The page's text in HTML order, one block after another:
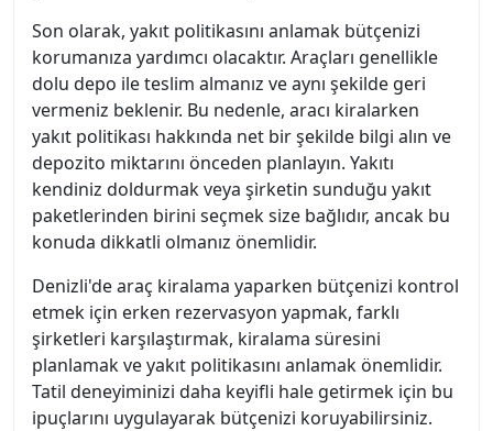
Son olarak, yakıt politikasını anlamak bütçenizi
korumanıza yardımcı olacaktır. Araçları genellikle
dolu depo ile teslim almanız ve aynı şekilde geri
vermeniz beklenir. Bu nedenle, aracı kiralarken
yakıt politikası hakkında net bir şekilde bilgi alın ve
depozito miktarını önceden planlayın. Yakıtı
kendiniz doldurmak veya şirketin sunduğu yakıt
paketlerinden birini seçmek size bağlıdır, ancak bu
konuda dikkatli olmanız önemlidir.
Denizli'de araç kiralama yaparken bütçenizi kontrol
etmek için erken rezervasyon yapmak, farklı
şirketleri karşılaştırmak, kiralama süresini
planlamak ve yakıt politikasını anlamak önemlidir.
Tatil deneyiminizi daha keyifli hale getirmek için bu
ipuçlarını uygulayarak bütçenizi koruyabilirsiniz.